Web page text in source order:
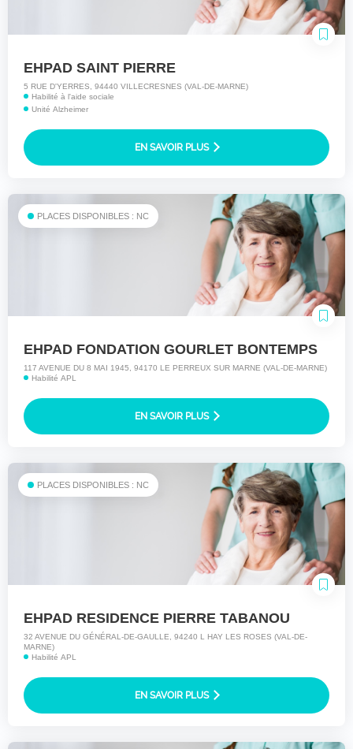
EHPAD SAINT PIERRE
5 RUE D'YERRES, 94440 VILLECRESNES (VAL-DE-MARNE)
Habilité à l'aide sociale
Unité Alzheimer
EN SAVOIR PLUS
PLACES DISPONIBLES : NC
EHPAD FONDATION GOURLET BONTEMPS
117 AVENUE DU 8 MAI 1945, 94170 LE PERREUX SUR MARNE (VAL-DE-MARNE)
Habilité APL
EN SAVOIR PLUS
PLACES DISPONIBLES : NC
EHPAD RESIDENCE PIERRE TABANOU
32 AVENUE DU GÉNÉRAL-DE-GAULLE, 94240 L HAY LES ROSES (VAL-DE-
MARNE)
Habilité APL
EN SAVOIR PLUS